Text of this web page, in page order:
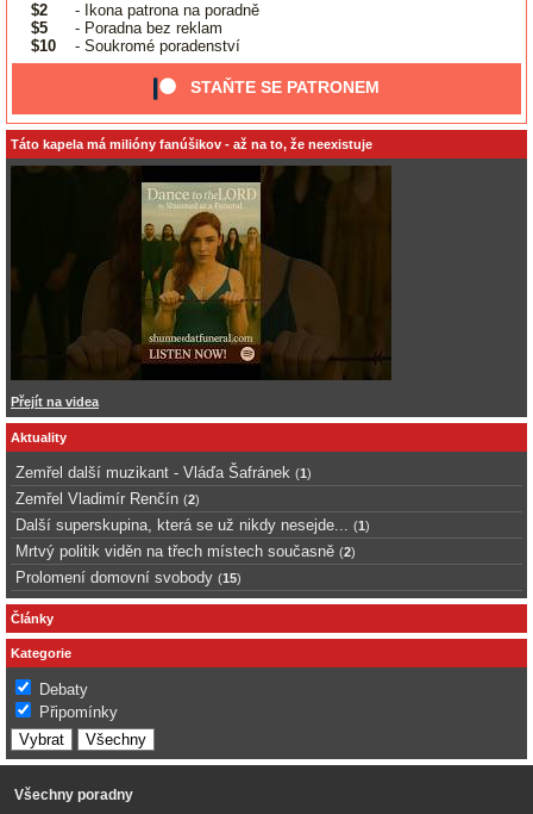
$2
- Ikona patrona na poradně
$5
- Poradna bez reklam
$10
- Soukromé poradenství
STAŇTE SE PATRONEM
Táto kapela má milióny fanúšikov - až na to, že neexistuje
Přejít na videa
Aktuality
Zemřel další muzikant - Vláďa Šafránek (1)
Zemřel Vladimír Renčín (2)
Další superskupina, která se už nikdy nesejde... (1)
Mrtvý politik viděn na třech místech současně (2)
Prolomení domovní svobody (15)
Články
Kategorie
Debaty
Připomínky
Všechny poradny